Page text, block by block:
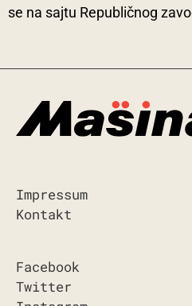
se na sajtu Republičnog
Impressum
Kontakt
Facebook
Twitter